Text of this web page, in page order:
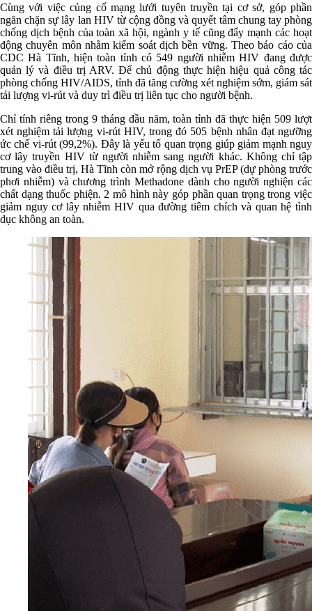
Cùng với việc củng cố mạng lưới tuyên truyền tại cơ sở, góp phần
ngăn chặn sự lây lan HIV từ cộng đồng và quyết tâm chung tay phòng
chống dịch bệnh của toàn xã hội, ngành y tế cũng đẩy mạnh các hoạt
động chuyên môn nhằm kiểm soát dịch bền vững. Theo báo cáo của
CDC Hà Tĩnh, hiện toàn tỉnh có 549 người nhiễm HIV đang được
quản lý và điều trị ARV. Để chủ động thực hiện hiệu quả công tác
phòng chống HIV/AIDS, tỉnh đã tăng cường xét nghiệm sớm, giám sát
tải lượng vi-rút và duy trì điều trị liên tục cho người bệnh.
Chỉ tính riêng trong 9 tháng đầu năm, toàn tỉnh đã thực hiện 509 lượt
xét nghiệm tải lượng vi-rút HIV, trong đó 505 bệnh nhân đạt ngưỡng
ức chế vi-rút (99,2%). Đây là yếu tố quan trọng giúp giảm mạnh nguy
cơ lây truyền HIV từ người nhiễm sang người khác. Không chỉ tập
trung vào điều trị, Hà Tĩnh còn mở rộng dịch vụ PrEP (dự phòng trước
phơi nhiễm) và chương trình Methadone dành cho người nghiện các
chất dạng thuốc phiện. 2 mô hình này góp phần quan trọng trong việc
giảm nguy cơ lây nhiễm HIV qua đường tiêm chích và quan hệ tình
dục không an toàn.